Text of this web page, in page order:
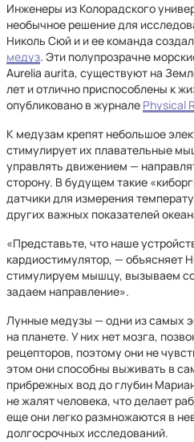
Инженеры из Колорадского
необычное решение для
Николь Сюй и и ее команда
медуз. Эти полупрозрачне
Aurelia aurita, существуют на
лет и отлично приспособлены к
опубликовано в журнале Physical
К медузам крепят небольшое
стимулирует их плавательные
управлять движением —
сторону. В будущем такие
датчики для измерения
других важных показателей
«Представьте, что наше
кардиостимулятор, — объясняет
стимулируем мышцу, вызываем
задаем направление».
Лунные медузы — одни из самых
на планете. У них нет мозга,
рецепторов, поэтому они не
этом они способны выживать в
прибрежных вод до глубин
не жалят человека, что делает
еще они легко размножаются в
долгосрочных исследований.